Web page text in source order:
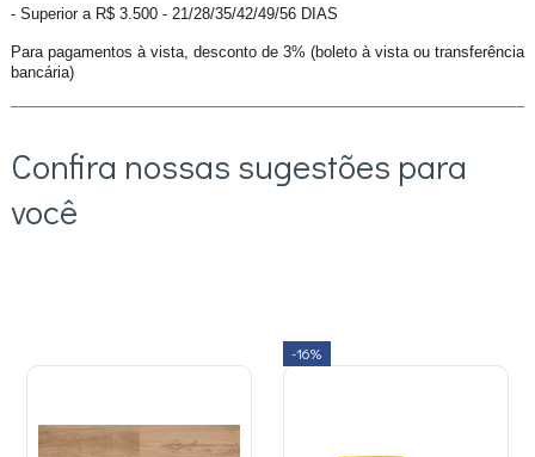
- Superior a R$ 3.500 - 21/28/35/42/49/56 DIAS
Para pagamentos à vista, desconto de 3% (boleto à vista ou transferência
bancária)
Confira nossas sugestões para
você
-16%